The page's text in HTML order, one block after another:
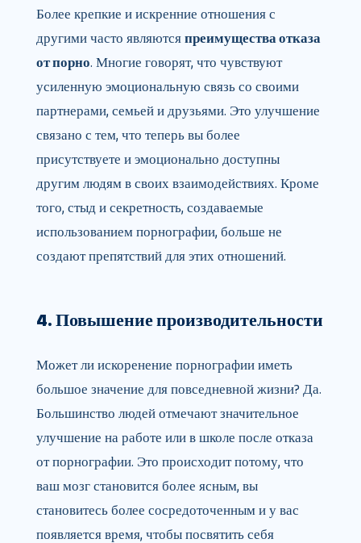
Более крепкие и искренние отношения с
другими часто являются преимущества отказа
от порно. Многие говорят, что чувствуют
усиленную эмоциональную связь со своими
партнерами, семьей и друзьями. Это улучшение
связано с тем, что теперь вы более
присутствуете и эмоционально доступны
другим людям в своих взаимодействиях. Кроме
того, стыд и секретность, создаваемые
использованием порнографии, больше не
создают препятствий для этих отношений.
4. Повышение производительности
Может ли искоренение порнографии иметь
большое значение для повседневной жизни? Да.
Большинство людей отмечают значительное
улучшение на работе или в школе после отказа
от порнографии. Это происходит потому, что
ваш мозг становится более ясным, вы
становитесь более сосредоточенным и у вас
появляется время, чтобы посвятить себя